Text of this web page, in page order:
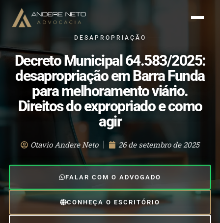
DESAPROPRIAÇÃO
Decreto Municipal 64.583/2025:
desapropriação em Barra Funda
para melhoramento viário.
Direitos do expropriado e como
agir
Otavio Andere Neto 26 de setembro de 2025
FALAR COM O ADVOGADO
CONHEÇA O ESCRITÓRIO